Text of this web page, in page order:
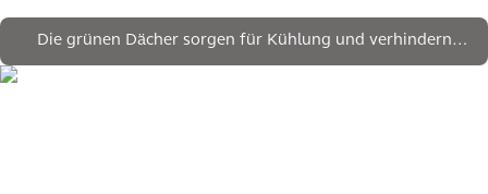
Die grünen Dächer sorgen für Kühlung und verhindern
Hitzebelastung